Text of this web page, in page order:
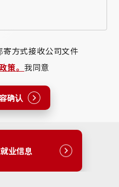
寄方式接收公司文件
策。 我同意
业信息